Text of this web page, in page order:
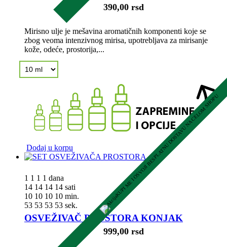
390,00 rsd
Mirisno ulje je mešavina aromatičnih komponenti koje se
zbog veoma intenzivnog mirisa, upotrebljava za mirisanje
kože, odeće, prostorija,...
Dodaj u korpu KUPI ME I OSVOJI BESPLATNU DOSTAVU NA CELOM SHOPU
1 1 1 1 dana
14 14 14 14 sati
10 10 10 10 min.
52 52 52 52 sek.
OSVEŽIVAČ PROSTORA KONJAK
999,00 rsd